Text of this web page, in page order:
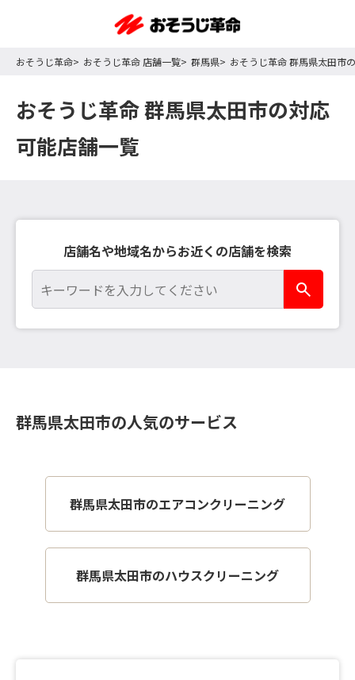
おそうじ革命 おそうじ革命 店舗一覧 群馬県 おそうじ革命 群馬県太田市
おそうじ革命 群馬県太田市の対応
可能店舗一覧
店舗名や地域名からお近くの店舗を検索
群馬県太田市の人気のサービス
群馬県太田市のエアコンクリーニング
群馬県太田市のハウスクリーニング